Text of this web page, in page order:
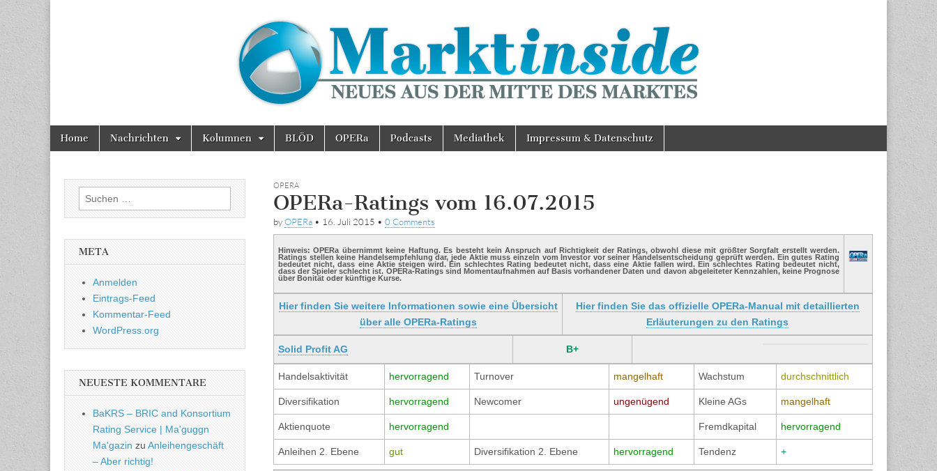
Marktinside
Main
menu
Skip
content
Home Nachrichten Kolumnen BLÖD OPERa Podcasts Mediathek Impressum & Datenschutz
OPERA
OPERa-Ratings vom 16.07.2015
byOPERa • 16. Juli 2015 • 0 Comments
Hinweis: OPERa übernimmt keine Haftung. Es besteht kein Anspruch auf Richtigkeit der Ratings, obwohl diese mit größter Sorgfalt erstellt werden.
Ratings stellen keine Handelsempfehlung dar, jede Aktie muss einzeln vom Investor vor seiner Handelsentscheidung geprüft werden. Ein gutes Rating
bedeutet nicht, dass eine Aktie steigen wird. Ein schlechtes Rating bedeutet nicht, dass eine Aktie fallen wird. Ein schlechtes Rating bedeutet nicht,
dass der Spieler schlecht ist. OPERa-Ratings sind Momentaufnahmen auf Basis vorhandener Daten und davon abgeleiteter Kennzahlen, keine Prognose
über Bonität oder künftige Kurse.
Hier finden Sie weitere Informationen sowie eine Übersicht
über alle OPERa-Ratings
Hier finden Sie das offizielle OPERa-Manual mit detaillierten
Erläuterungen zu den Ratings
Solid Profit AG B+
Handelsaktivität hervorragend Turnover mangelhaft Wachstum durchschnittlich
Diversifikation hervorragend Newcomer ungenügend Kleine AGs mangelhaft
Aktienquote hervorragend Fremdkapital hervorragend
Anleihen 2. Ebene gut Diversifikation 2. Ebene hervorragend Tendenz +
Suchen
nach:
META
Anmelden
Eintrags-Feed
Kommentar-Feed
WordPress.org
NEUESTE KOMMENTARE
BaKRS – BRIC and Konsortium
Rating Service | Ma'guggn
Ma'gazin zu Anleihengeschäft
– Aber richtig!